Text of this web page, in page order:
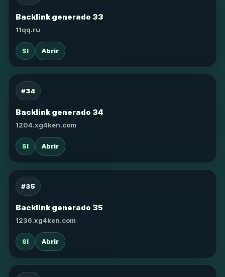
Backlink generado 33
11qq.ru
SI Abrir
#34
Backlink generado 34
1204.xg4ken.com
SI Abrir
#35
Backlink generado 35
1236.xg4ken.com
SI Abrir